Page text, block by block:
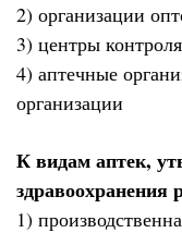
2) организации
3) центры
4) аптечные
организации
К видам аптек,
здравоохранения
1)